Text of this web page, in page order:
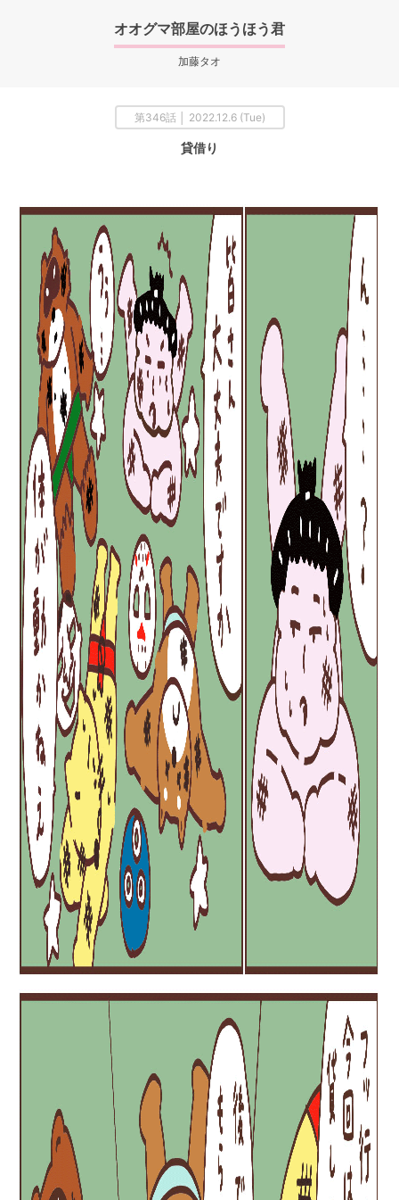
オオグマ部屋のほうほう君
加藤タオ
第346話 │ 2022.12.6 (Tue)
貸借り